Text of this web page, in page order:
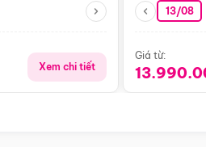
Xem chi tiết
13/08
Giá từ: